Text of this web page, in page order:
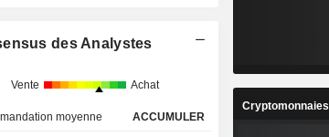
Ecart obj.
des Analystes
Vente Achat
moyenne ACCUMULER
Cryptomonnaies